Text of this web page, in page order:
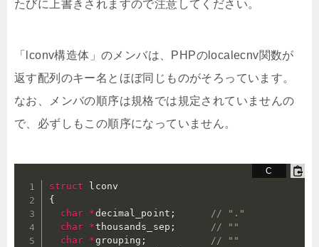
たびに上書きされますので注意してください。
「lconv構造体」のメンバは、PHPのlocalecnv関数が
返す配列のキー名とほぼ同じものがそろっています。
なお、メンバの順序は規格では規定されていませんの
で、必ずしもこの順序になっていません。
struct
{
char *decimal_point ;
// "."
char *thousands_sep ;
// ""
char *grouping ;
// ""